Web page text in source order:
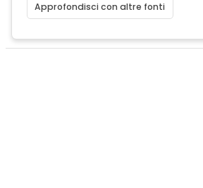
Approfondisci con altre fonti